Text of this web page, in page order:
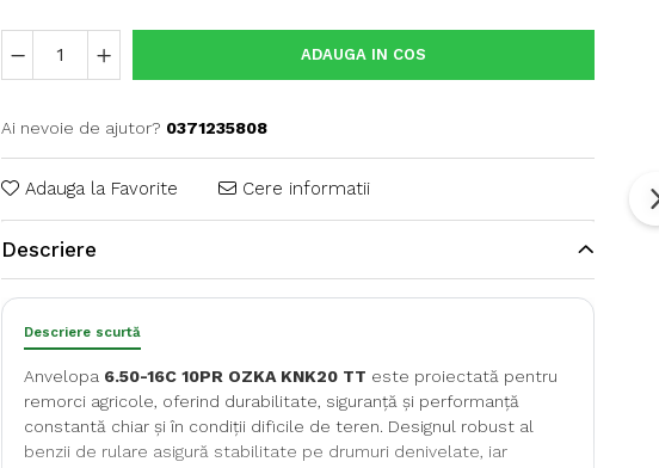
ADAUGA IN COS
Ai nevoie de ajutor? 0371235808
Adauga la Favorite Cere informatii
Descriere
Descriere scurtă
Anvelopa 6.50-16C 10PR OZKA KNK20 TT este proiectată pentru
remorci agricole, oferind durabilitate, siguranță și performanță
constantă chiar și în condiții dificile de teren. Designul robust al
benzii de rulare asigură stabilitate pe drumuri denivelate, iar